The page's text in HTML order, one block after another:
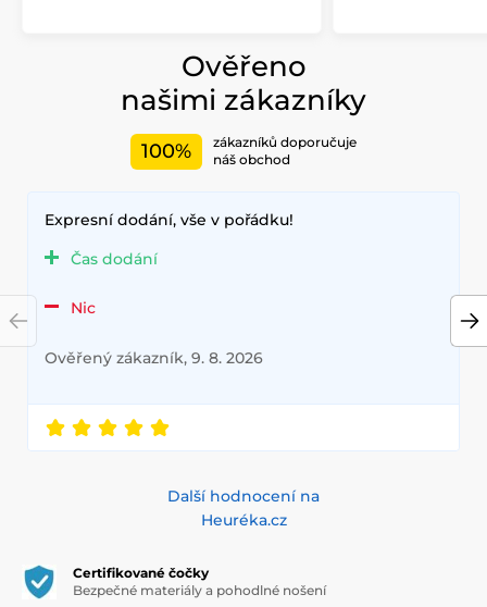
Ověřeno
našimi zákazníky
100%
zákazníků doporučuje
náš obchod
Expresní dodání, vše v pořádku!
Čas dodání
Nic
Ověřený zákazník, 9. 8. 2026
Další hodnocení na
Heuréka.cz
Certifikované čočky
Bezpečné materiály a pohodlné nošení